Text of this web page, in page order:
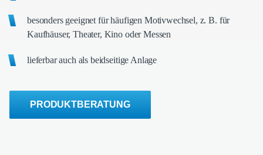
besonders geeignet für häufigen Motivwechsel, z. B. für
Kaufhäuser, Theater, Kino oder Messen
lieferbar auch als beidseitige Anlage
PRODUKTBERATUNG